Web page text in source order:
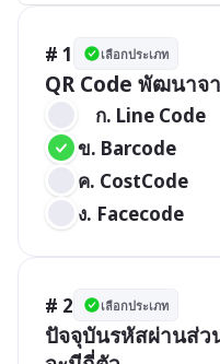
# 1 เลือกประเภท
QR Code พัฒนาจ
	ก. Line Code
ข. Barcode
ค. CostCode
ง. Facecode
# 2 เลือกประเภท
ปัจจุบันรหัสผ่านส่ว